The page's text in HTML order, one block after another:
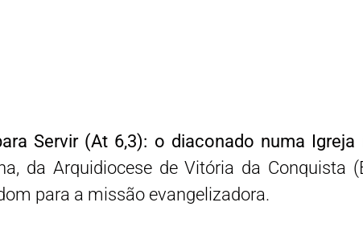
Servir (At 6,3): o diaconado numa Igreja
da Arquidiocese de Vitória da Conquista
para a missão evangelizadora.